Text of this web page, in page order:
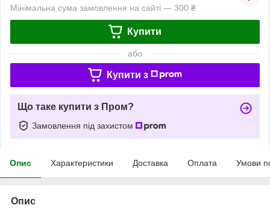
Мінімальна сума замовлення на сайті — 300 ₴
Купити
або
Купити з
Що таке купити з Пром?
Замовлення під захистом
Опис Характеристики Доставка Оплата Умови
Опис